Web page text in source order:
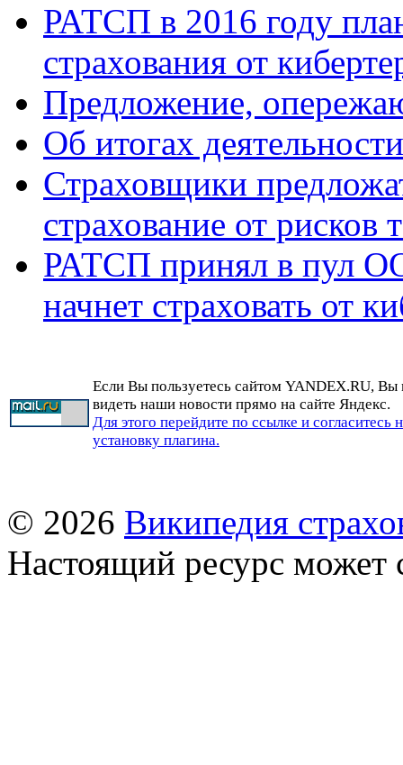
РАТСП в 2016 году
страхования от
Предложение,
Об итогах
Страховщики
страхование от рисков
РАТСП принял в пул
начнет страховать от
Если Вы пользуетесь сайтом YANDEX.RU, Вы
видеть наши новости прямо на сайте Яндекс.
Для этого перейдите по ссылке и согласитесь
установку плагина.
© 2026 Википедия
Настоящий ресурс может